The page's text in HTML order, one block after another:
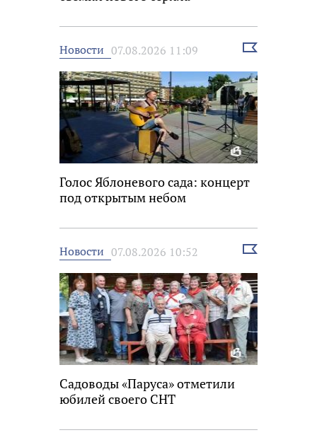
Новости 07.08.2026 11:09
Выбрать
Голос Яблоневого сада: концерт
под открытым небом
Новости 07.08.2026 10:52
Выбрать
Садоводы «Паруса» отметили
юбилей своего СНТ